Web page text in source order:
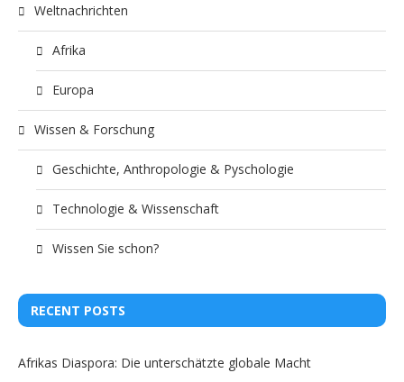
Weltnachrichten
Afrika
Europa
Wissen & Forschung
Geschichte, Anthropologie & Pyschologie
Technologie & Wissenschaft
Wissen Sie schon?
RECENT POSTS
Afrikas Diaspora: Die unterschätzte globale Macht